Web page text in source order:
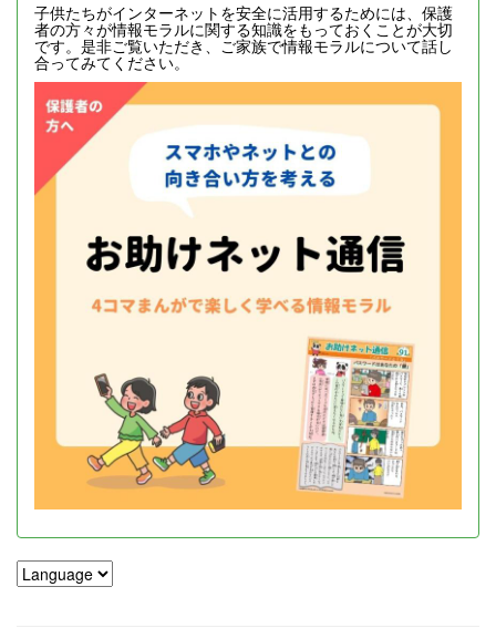
子供たちがインターネットを安全に活用するためには、保護
者の方々が情報モラルに関する知識をもっておくことが大切
です。是非ご覧いただき、ご家族で情報モラルについて話し
合ってみてください。